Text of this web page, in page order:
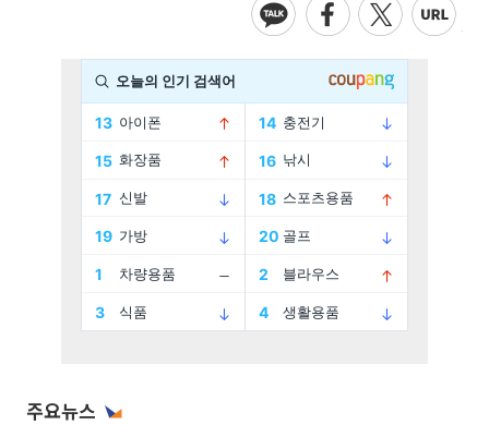
주요뉴스